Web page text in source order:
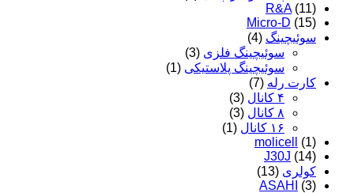
R&A (11)
Micro-D (15)
سوئیچینگ (4)
سوئیچینگ فلزی (3)
سوئیچینگ پلاستیکی (1)
کارت رله (7)
۴ کانال
(3)
۸ کانال
(3)
۱۶ کانال
(1)
molicell
(1)
J30J (14)
کولری (13)
ASAHI
(3)